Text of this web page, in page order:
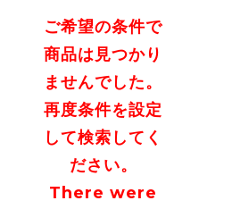
ご希望の条件で
商品は見つかり
ませんでした。
再度条件を設定
して検索してく
ださい。
There were